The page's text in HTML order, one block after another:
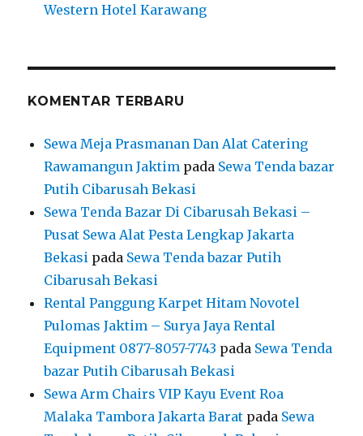
Western Hotel Karawang
KOMENTAR TERBARU
Sewa Meja Prasmanan Dan Alat Catering
Rawamangun Jaktim pada Sewa Tenda bazar
Putih Cibarusah Bekasi
Sewa Tenda Bazar Di Cibarusah Bekasi –
Pusat Sewa Alat Pesta Lengkap Jakarta
Bekasi pada Sewa Tenda bazar Putih
Cibarusah Bekasi
Rental Panggung Karpet Hitam Novotel
Pulomas Jaktim – Surya Jaya Rental
Equipment 0877-8057-7743 pada Sewa Tenda
bazar Putih Cibarusah Bekasi
Sewa Arm Chairs VIP Kayu Event Roa
Malaka Tambora Jakarta Barat pada Sewa